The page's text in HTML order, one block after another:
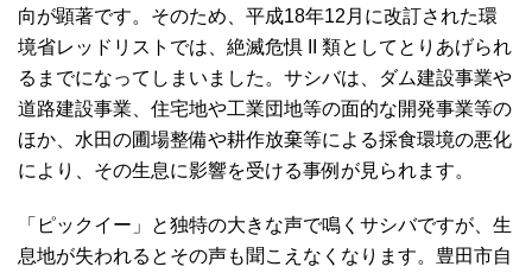
向が顕著です。そのため、平成18年12月に改訂された環
境省レッドリストでは、絶滅危惧 II 類としてとりあげられ
るまでになってしまいました。サシバは、ダム建設事業や
道路建設事業、住宅地や工業団地等の面的な開発事業等の
ほか、水田の圃場整備や耕作放棄等による採食環境の悪化
により、その生息に影響を受ける事例が見られます。
「ピックイー」と独特の大きな声で鳴くサシバですが、生
息地が失われるとその声も聞こえなくなります。豊田市自